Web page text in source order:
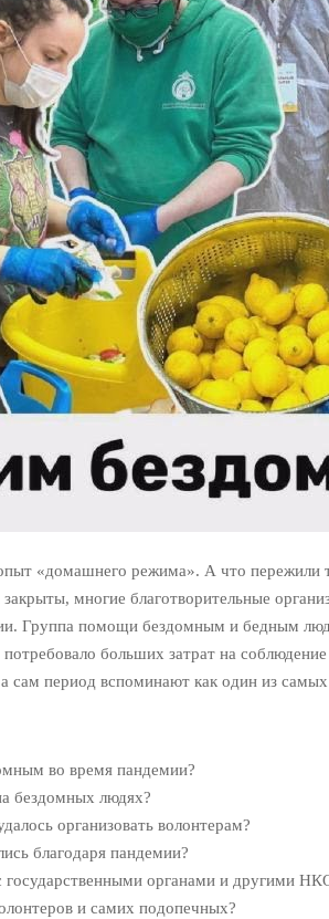
«домашнего режима». А что
многие благотворительные
Группа помощи бездомным и бедным
больших затрат на
сам период вспоминают как один из
во время пандемии?
бездомных людях?
организовать волонтерам?
благодаря пандемии?
государственными органами и другими
и самих подопечных?